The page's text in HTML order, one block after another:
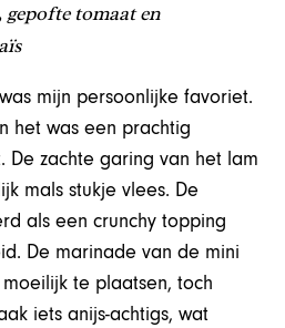
tomaat en
mijn persoonlijke favoriet.
het was een prachtig
De zachte garing van het lam
mals stukje vlees. De
als een crunchy topping
De marinade van de mini
te plaatsen, toch
iets anijs-achtigs, wat